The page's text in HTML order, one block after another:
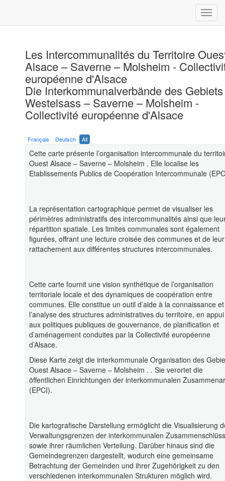
Les Intercommunalités du Territoire
Alsace – Saverne – Molsheim -
européenne d'Alsace
Die Interkommunalverbände des Gebiets
Westelsass – Saverne – Molsheim -
Collectivité européenne d'Alsace
Français Deutsch All
Cette carte présente l’organisation intercommunale du
Ouest Alsace – Saverne – Molsheim . Elle localise les
Etablissements Publics de Coopération Intercommunale
La représentation cartographique permet de visualiser les
périmètres administratifs des intercommunalités ainsi que
répartition spatiale. Les limites communales sont également
figurées, offrant une lecture croisée des communes et de leur
rattachement aux différentes structures intercommunales.
Cette carte fournit une vision synthétique de l’organisation
territoriale locale et des dynamiques de coopération entre
communes. Elle constitue un outil d’aide à la connaissance
l’analyse des structures administratives du territoire, en appui
aux politiques publiques de gouvernance, de planification et
d’aménagement conduites par la Collectivité européenne
d’Alsace.
Diese Karte zeigt die interkommunale Organisation des
Ouest Alsace – Saverne – Molsheim . . Sie verortet die
öffentlichen Einrichtungen der interkommunalen
(EPCI).
Die kartografische Darstellung ermöglicht die Visualisierung
Verwaltungsgrenzen der interkommunalen
sowie ihrer räumlichen Verteilung. Darüber hinaus sind die
Gemeindegrenzen dargestellt, wodurch eine gemeinsame
Betrachtung der Gemeinden und ihrer Zugehörigkeit zu den
verschiedenen interkommunalen Strukturen möglich wird.